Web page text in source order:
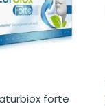
forte